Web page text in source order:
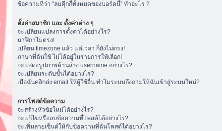
ข้อความที่ว่า “ลบคุีกกี้ทั้งหมดของบอร์ดนี้” ทำอะไร ?
ตั้งค่าสมาชิก และ ตั้งค่าต่าง ๆ
จะเปลี่ยนแปลงการตั้งค่าได้อย่างไร?
นาฬิกาไม่ตรง!
เปลี่ยน timezone แล้ว แต่เวลา ก็ยังไม่ตรง!
ภาษาที่ฉันใช้ ไม่ได้อยู่ในรายการให้เลือก!
จะแสดงรูปภาพด้านล่าง username อย่างไร?
จะเปลี่ยนระดับขั้นได้อย่างไร?
เมื่อฉันคลิกส่ง email ให้ผู้ใช้อื่น ทำไมระบบถึงถามให้ฉันเข้าสู่ระบบใหม่?
การโพสต์ข้อความ
จะสร้างหัวข้อใหม่ได้อย่างไร?
จะแก้ไขหรือลบข้อความที่โพสต์ได้อย่างไร?
จะเพิ่มลายเซ็นต์ให้กับข้อความที่ฉันโพสต์ได้อย่างไร?